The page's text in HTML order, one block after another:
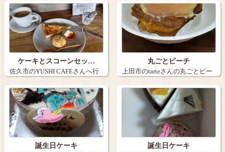
ケーキとスコーンセッ…
佐久市のYUSHI CAFEさんへ行
きま…
丸ごとピーチ
上田市のtarteさんの丸ごとピー
チ。９…
誕生日ケーキ 誕生日ケーキ